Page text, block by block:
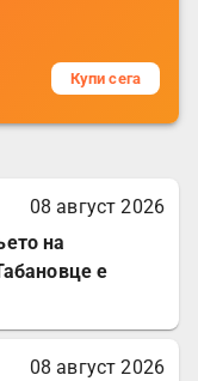
Купи сега
08 август 2026
на
е
08 август 2026